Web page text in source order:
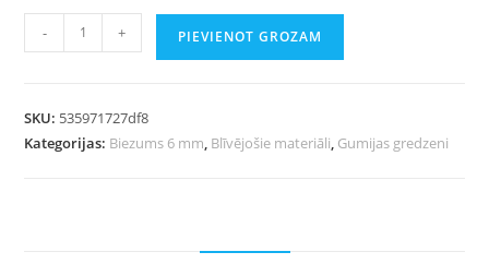
- + PIEVIENOT GROZAM
SKU: 535971727df8
Kategorijas: Biezums 6 mm, Blīvējošie materiāli, Gumijas gredzeni